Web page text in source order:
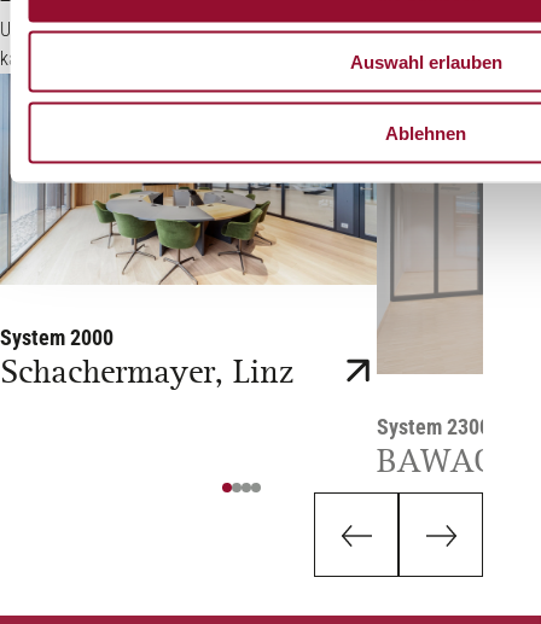
Auswahl erlauben
Ablehnen
Unsere Referenzen zeigen, wie vielseitig Raumgestaltung sein
kann.
System 2000
Schachermayer, Linz
System 2300
BAWAG,